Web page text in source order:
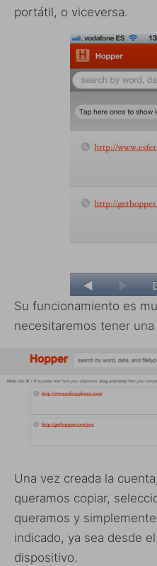
portátil, o viceversa.
Su funcionamiento es
necesitaremos tener
Una vez creada la
queramos copiar,
queramos y
indicado, ya sea desde
dispositivo.